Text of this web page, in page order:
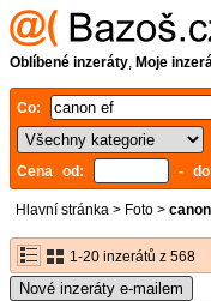
Oblíbené inzeráty, Moje
Co:
Cena od:
-
Hlavní stránka > Foto >
1-20 inzerátů z 568
Nové inzeráty e-mailem